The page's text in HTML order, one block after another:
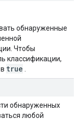
обнаруженные
Чтобы
классификации,
true
обнаруженных
любой